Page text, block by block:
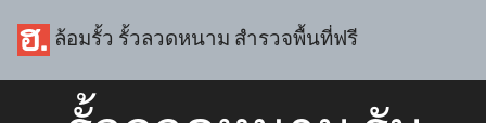
ล้อมรั้ว รั้วลวดหนาม สำรวจพื้นที่ฟรี